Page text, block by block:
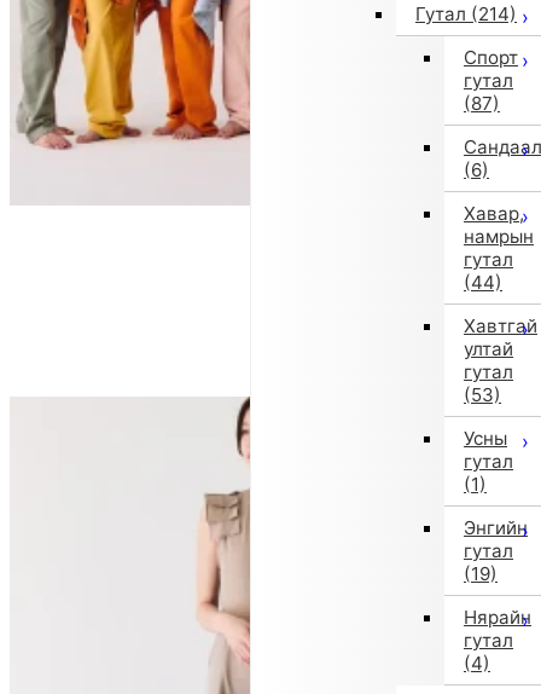
Гутал (214)
Спорт
гутал
(87)
Сандаал
(6)
Хавар,
намрын
гутал
(44)
Хавтгай
ултай
гутал
(53)
Усны
гутал
(1)
Энгийн
гутал
(19)
Нярайн
гутал
(4)